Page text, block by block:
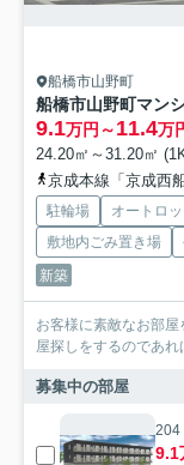
船橋市山野町
船橋市山野町マン
9.1万円～11.4万
24.20㎡～31.20㎡
京成本線「京成西
駐輪場 オートロッ
敷地内ごみ置き場
新築
お客様に素敵なお部
屋探しをするのであれ
募集中の部屋
204
9.1